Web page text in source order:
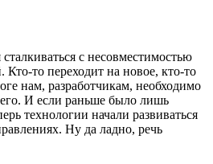
с несовместимостью
то переходит на новое, кто-то
нам, разработчикам, необходимо
И если раньше было лишь
технологии начали развиваться
Ну да ладно, речь